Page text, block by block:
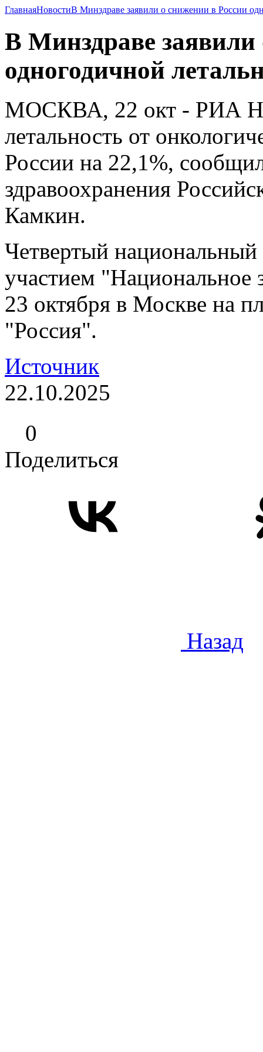
ГлавнаяНовостиВ Минздраве заявили о снижении в России
В Минздраве
одногодичной
МОСКВА, 22 окт - РИА
летальность от
России на 22,1%,
здравоохранения
Камкин.
Четвертый
участием "Национальное
23 октября в Москве на
"Россия".
Источник
22.10.2025
0
Поделиться
Назад